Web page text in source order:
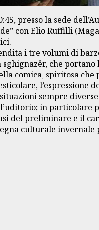
presso la sede
con Elio Ruffilli
i tre volumi di
che
comica, spiritosa che
l’espressione
sempre
in particolare
del preliminare e il
culturale